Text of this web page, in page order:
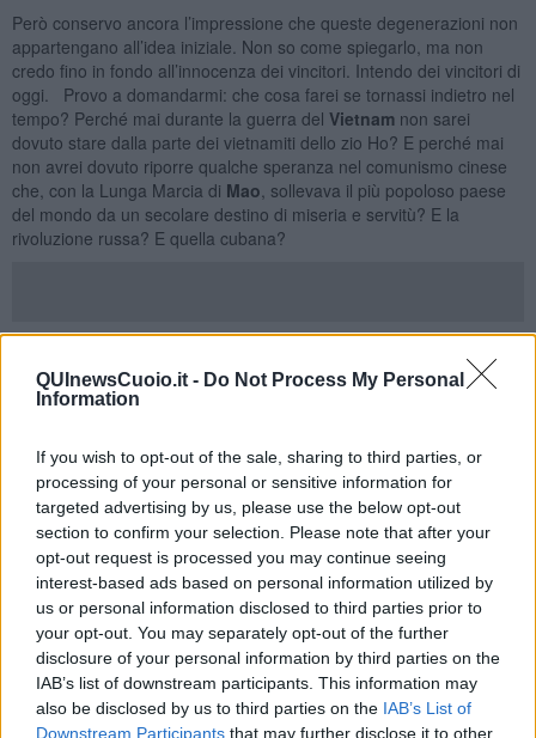
QUInewsCuoio.it - Do Not Process My Personal
Information
If you wish to opt-out of the sale, sharing to third parties, or
processing of your personal or sensitive information for
targeted advertising by us, please use the below opt-out
section to confirm your selection. Please note that after your
opt-out request is processed you may continue seeing
interest-based ads based on personal information utilized by
us or personal information disclosed to third parties prior to
your opt-out. You may separately opt-out of the further
disclosure of your personal information by third parties on the
IAB’s list of downstream participants. This information may
also be disclosed by us to third parties on the IAB’s List of
Downstream Participants that may further disclose it to other
Però conservo ancora l’impressione che queste degenerazioni non
appartengano all’idea iniziale. Non so come spiegarlo, ma non
credo fino in fondo all’innocenza dei vincitori. Intendo dei vincitori di
oggi. Provo a domandarmi: che cosa farei se tornassi indietro nel
tempo? Perché mai durante la guerra del Vietnamnon sarei
dovuto stare dalla parte dei vietnamiti dello zio Ho? E perché mai
non avrei dovuto riporre qualche speranza nel comunismo cinese
che, con la Lunga Marcia di Mao , sollevava il più popoloso paese
del mondo da un secolare destino di miseria e servitù? E la
rivoluzione russa? E quella cubana?
Cuba dal corrotto e criminale Batista. E fu solo e soltanto una
grande menzogna l’ingresso nella storia comune di masse
Cile, Palestina, Sudafrica, l’idea di rivoluzione nella seconda metà
del novecento sarebbe circoscritta in termini improbabili,
strangolata dal grigio burocratismo degli abbracci e dei baci tra
Brezneve dei vari capi dei cosiddetti paesi del socialismo reale.
Insomma, potrei sedermi sulla riva del fiume e lavarmene le mani.
Potrei facilmente partecipare alla gara degli alibi e delle prese di
distanza. Però, questo non mi porterebbe a niente. E allora lo
confesso: nelle stesse condizioni storiche, mi metterei dalla stessa
parte di Fidel. Magari senza illusioni, magari con sofferenza.
Semmai vorrei avere avuto la forza, la chiarezza per denunciare gli
errori e gli orrori, per raccontare ogni verità, perché ogni verità è